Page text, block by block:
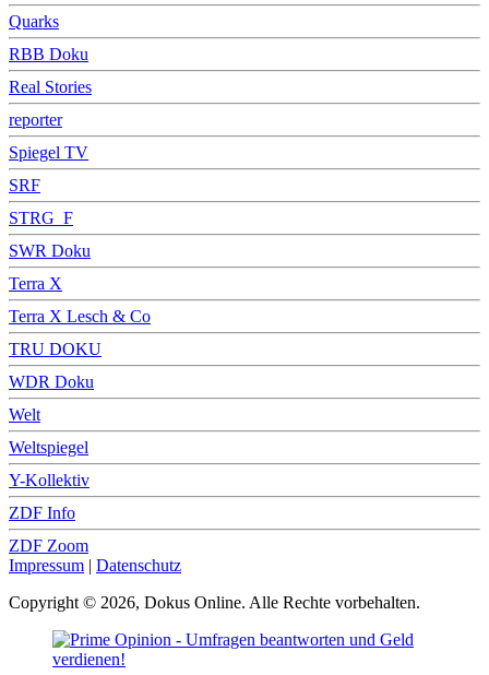
Quarks
RBB Doku
Real Stories
reporter
Spiegel TV
SRF
STRG_F
SWR Doku
Terra X
Terra X Lesch & Co
TRU DOKU
WDR Doku
Welt
Weltspiegel
Y-Kollektiv
ZDF Info
ZDF Zoom
Impressum | Datenschutz
Copyright © 2026, Dokus Online. Alle Rechte vorbehalten.